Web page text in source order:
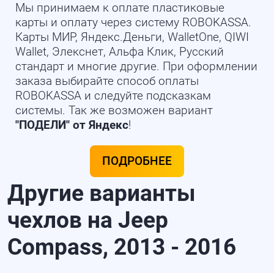
Мы принимаем к оплате пластиковые
карты и оплату через систему ROBOKASSA.
Карты МИР, Яндекс.Деньги, WalletOne, QIWI
Wallet, Элекснет, Альфа Клик, Русский
стандарт и многие другие. При оформлении
заказа выбирайте способ оплаты
ROBOKASSA и следуйте подсказкам
системы. Так же возможен вариант
"ПОДЕЛИ" от Яндекс!
ПОДРОБНЕЕ
Другие варианты
чехлов на Jeep
Compass, 2013 - 2016